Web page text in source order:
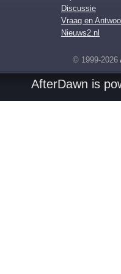
Discussie
Vraag en
Nieuws2.nl
© 1999-2026
AfterDawn is